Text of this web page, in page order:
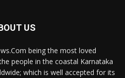
US
being the most loved
people in the coastal Karnataka
which is well accepted for its